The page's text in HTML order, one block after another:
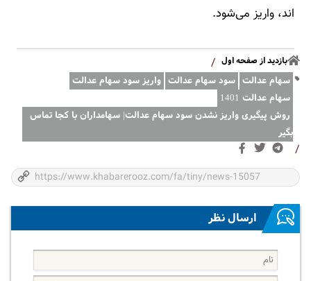
بازدید از صفحه اول /
سهام عدالت سود سهام عدالت واریز سود سهام عدالت
سهام عدالت 1401
روش پیگیری واریز نشدن سود سهام عدالت| سهامداران با کجا تماس
بگیر
/
ارسال نظر